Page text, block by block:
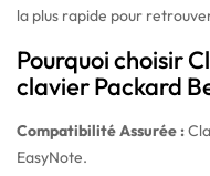
la plus rapide pour
Pourquoi choisir
clavier Packard
Compatibilité Assurée :
EasyNote.